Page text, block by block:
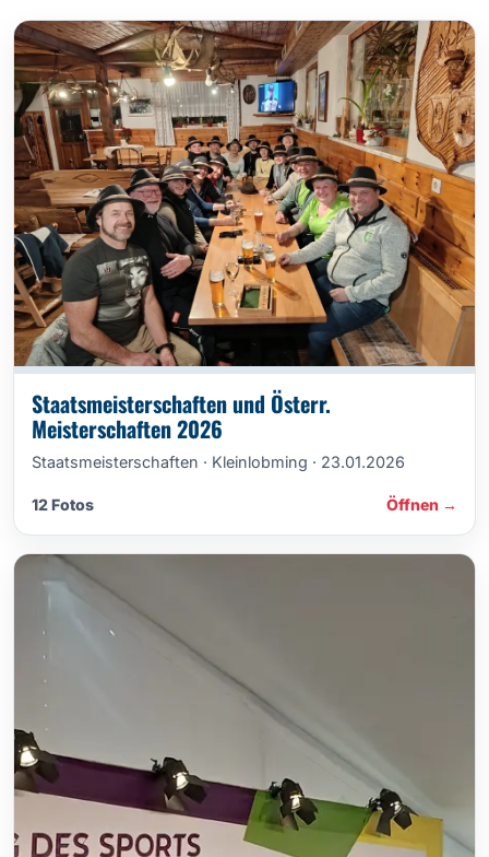
Staatsmeisterschaften und Österr.
Meisterschaften 2026
Staatsmeisterschaften · Kleinlobming · 23.01.2026
12 Fotos Öffnen →